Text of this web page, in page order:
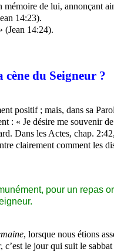
mémoire de lui, annonçant
14:23).
(Jean 14:24).
du Seigneur ?
positif ; mais, dans sa
: « Je désire me souvenir
Dans les Actes, chap.
clairement comment les
pour un repas
, lorsque nous étions
le jour qui suit le sabbat